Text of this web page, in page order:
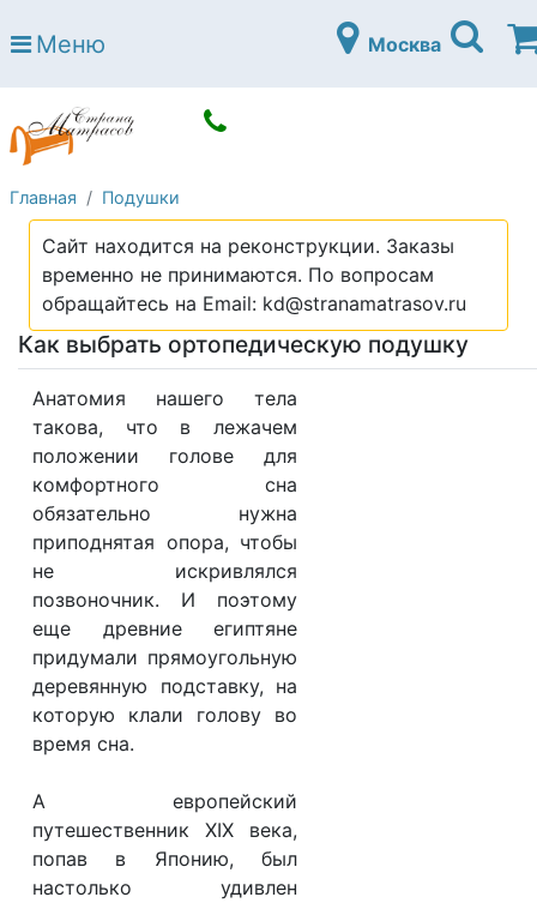
Страна матрасов
Open submenu (Матрасы)
Open submenu (Кровати)
Кровати
Open submenu (Аксессуары)
Open submenu (Диваны)
Диваны
Open submenu (Постельное белье)
Постельное белье
Open submenu (Мебель)
Мебель
Open submenu (Основания)
Основания
Open submenu (Детские матрасы)
Детские матрасы
Open submenu (Детские кровати)
Детские кровати
Open submenu (Шкафы)
Шкафы
О компании
Контакты
Доставка по городу
Меню Москва
Главная Подушки
Сайт находится на реконструкции. Заказы
временно не принимаются. По вопросам
обращайтесь на Email: kd@stranamatrasov.ru
Как выбрать ортопедическую подушку
Анатомия нашего тела
такова, что в лежачем
положении голове для
комфортного сна
обязательно нужна
приподнятая опора, чтобы
не искривлялся
позвоночник. И поэтому
еще древние египтяне
придумали прямоугольную
деревянную подставку, на
которую клали голову во
время сна.
А европейский
путешественник XIX века,
попав в Японию, был
настолько удивлен